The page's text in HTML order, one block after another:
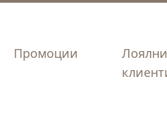
Промоции
Лоялни